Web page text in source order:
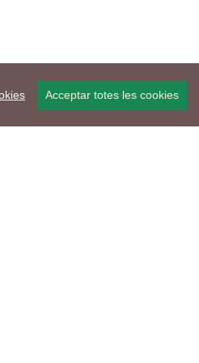
Acceptar totes les cookies